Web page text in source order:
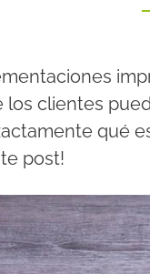
los clientes
qué
post!